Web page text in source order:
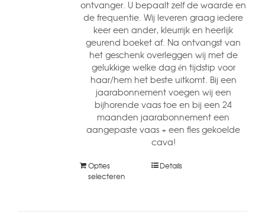
ontvanger. U bepaalt zelf de waarde en
de frequentie. Wij leveren graag iedere
keer een ander, kleurrijk en heerlijk
geurend boeket af. Na ontvangst van
het geschenk overleggen wij met de
gelukkige welke dag én tijdstip voor
haar/hem het beste uitkomt. Bij een
jaarabonnement voegen wij een
bijhorende vaas toe en bij een 24
maanden jaarabonnement een
aangepaste vaas + een fles gekoelde
cava!
Opties
selecteren
Details